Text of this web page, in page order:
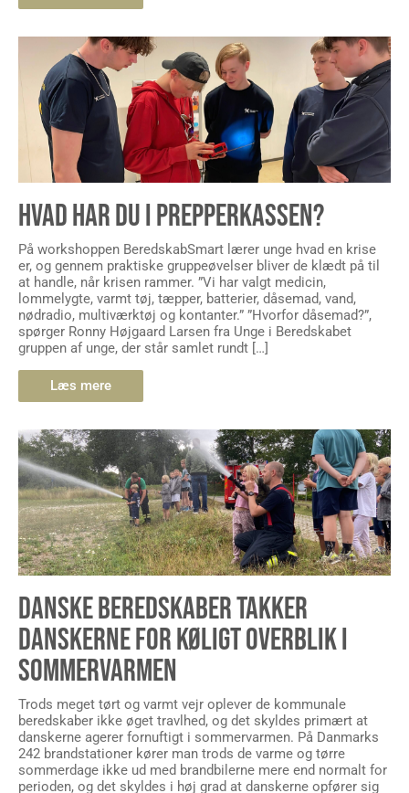
HVAD HAR DU I PREPPERKASSEN?
På workshoppen BeredskabSmart lærer unge hvad en krise
at handle, når krisen rammer. ”Vi har valgt medicin,
lommelygte, varmt tøj, tæpper, batterier, dåsemad, vand,
nødradio, multiværktøj og kontanter.” ”Hvorfor dåsemad?”,
spørger Ronny Højgaard Larsen fra Unge i Beredskabet
gruppen af unge, der står samlet rundt […]
Læs mere
DANSKE BEREDSKABER TAKKER
DANSKERNE FOR KØLIGT OVERBLIK I
SOMMERVARMEN
Trods meget tørt og varmt vejr oplever de kommunale
danskerne agerer fornuftigt i sommervarmen. På Danmarks
242 brandstationer kører man trods de varme og tørre
sommerdage ikke ud med brandbilerne mere end normalt for
perioden, og det skyldes i høj grad at danskerne opfører sig
fornuftigt […]